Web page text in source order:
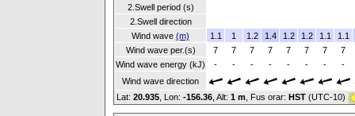
2.Swell period (s)
2.Swell direction
Wind wave (m) 1.1 1 1.2 1.4 1.2 1.2 1.1
1.1
Wind wave per.(s)
7 7 7 7 7 7 7
7
Wind wave energy (kJ)
- - - - - - -
-
Wind wave direction
Lat: 20.935 , Lon: -156.36 Alt: 1 m , Fus orar: HST (UTC-10)